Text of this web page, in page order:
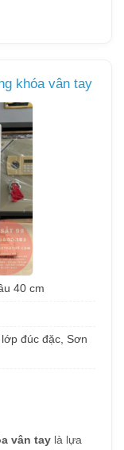
khóa vân tay
40 cm
đúc đặc, Sơn
vân tay là lựa